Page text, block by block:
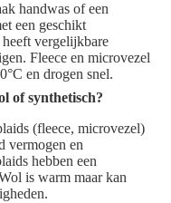
handwas of een
een geschikt
vergelijkbare
Fleece en microvezel
en drogen snel.
of synthetisch?
(fleece, microvezel)
vermogen en
hebben een
is warm maar kan